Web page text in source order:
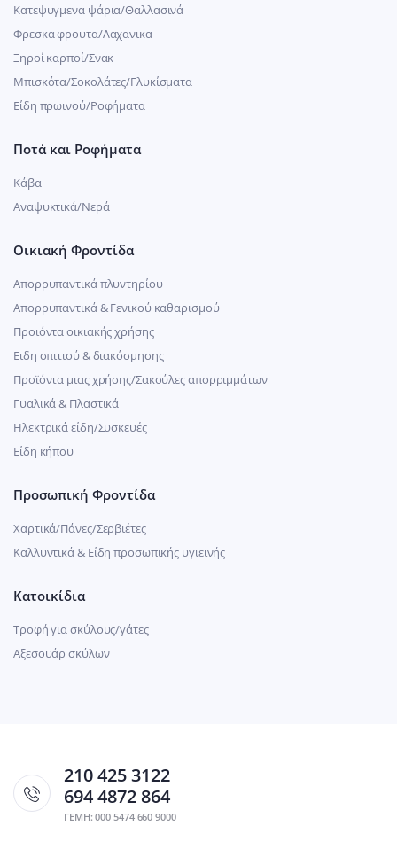
Κατεψυγμενα ψάρια/Θαλλασινά
Φρεσκα φρουτα/Λαχανικα
Ξηροί καρποί/Σνακ
Μπισκότα/Σοκολάτες/Γλυκίσματα
Είδη πρωινού/Ροφήματα
Ποτά και Ροφήματα
Κάβα
Αναψυκτικά/Νερά
Οικιακή Φροντίδα
Απορρυπαντικά πλυντηρίου
Απορρυπαντικά & Γενικού καθαρισμού
Προιόντα οικιακής χρήσης
Ειδη σπιτιού & διακόσμησης
Προϊόντα μιας χρήσης/Σακούλες απορριμμάτων
Γυαλικά & Πλαστικά
Ηλεκτρικά είδη/Συσκευές
Είδη κήπου
Προσωπική Φροντίδα
Χαρτικά/Πάνες/Σερβιέτες
Καλλυντικά & Είδη προσωπικής υγιεινής
Κατοικίδια
Τροφή για σκύλους/γάτες
Αξεσουάρ σκύλων
210 425 3122
694 4872 864
ΓΕΜΗ: 000 5474 660 9000